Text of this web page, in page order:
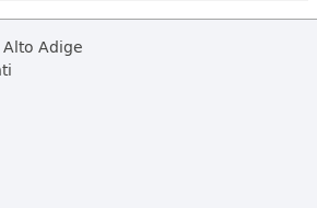
Adige